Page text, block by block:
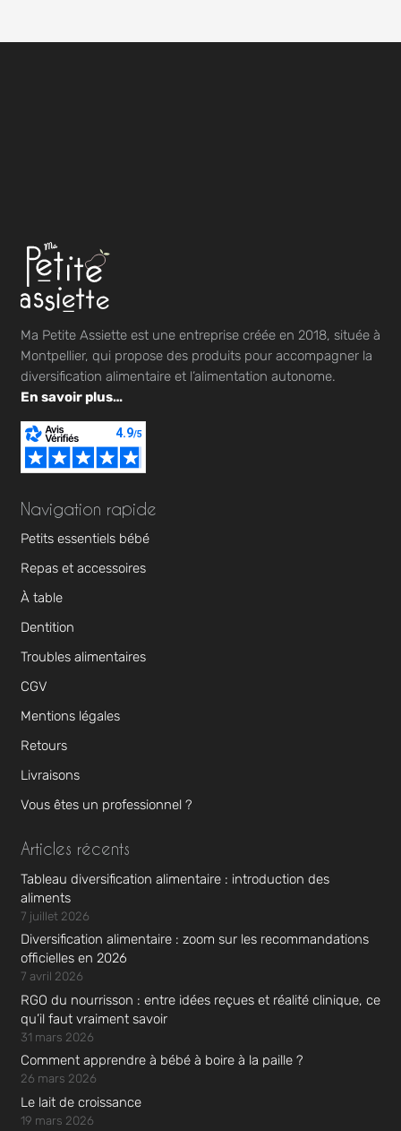
Ma Petite Assiette est une entreprise créée en 2018, située à
Montpellier, qui propose des produits pour accompagner la
diversification alimentaire et l’alimentation autonome.
En savoir plus…
Navigation rapide
Petits essentiels bébé
Repas et accessoires
À table
Dentition
Troubles alimentaires
CGV
Mentions légales
Retours
Livraisons
Vous êtes un professionnel ?
Articles récents
Tableau diversification alimentaire : introduction des
aliments
7 juillet 2026
Diversification alimentaire : zoom sur les recommandations
officielles en 2026
7 avril 2026
RGO du nourrisson : entre idées reçues et réalité clinique, ce
qu’il faut vraiment savoir
31 mars 2026
Comment apprendre à bébé à boire à la paille ?
26 mars 2026
Le lait de croissance
19 mars 2026